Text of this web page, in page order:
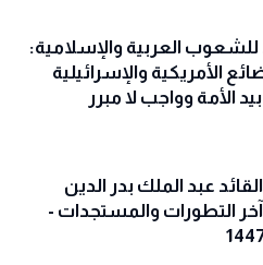
للشعوب العربية والإسلامية:
الأمريكية والإسرائيلية
الأمة وواجب لا مبرر
عبد الملك بدر الدين
التطورات والمستجدات -